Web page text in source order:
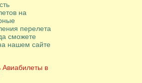
на
перелета
сможете
нашем сайте
Авиабилеты в